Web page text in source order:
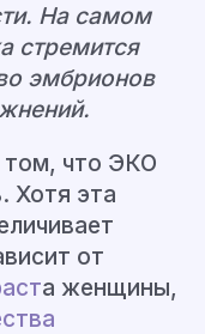
На самом
стремится
эмбрионов
том, что ЭКО
Хотя эта
от
а женщины,